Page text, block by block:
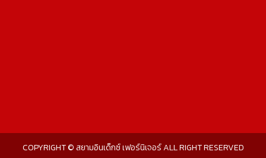
COPYRIGHT © สยามอินเด็กซ์ เฟอร์นิเจอร์ ALL RIGHT RESERVED